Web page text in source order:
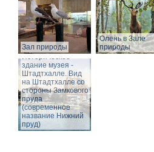
Зал природы
Олень в Зале
природы
Историческое
здание музея -
Штадтхалле. Вид
на Штадтхалле со
стороны Замкового
пруда
(современное
название Нижний
пруд)